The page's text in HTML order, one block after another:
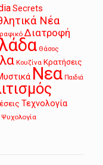
Secrets
Νέα
Διατροφή
Θάσος
Κουζίνα Κρατήσεις
Νεα Παιδιά
Τεχνολογία
Ψυχολογία